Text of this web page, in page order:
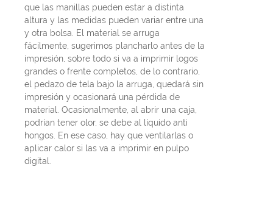
que las manillas pueden estar a distinta
altura y las medidas pueden variar entre una
y otra bolsa. El material se arruga
fácilmente, sugerimos plancharlo antes de la
impresión, sobre todo si va a imprimir logos
grandes o frente completos, de lo contrario,
el pedazo de tela bajo la arruga, quedará sin
impresión y ocasionará una pérdida de
material. Ocasionalmente, al abrir una caja,
podrían tener olor, se debe al líquido anti
hongos. En ese caso, hay que ventilarlas o
aplicar calor si las va a imprimir en pulpo
digital.